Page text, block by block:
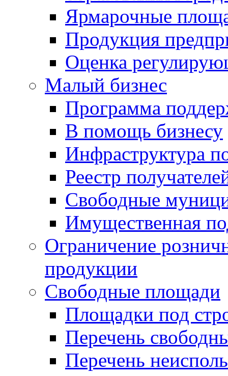
Ярмарочные
Продукция
Оценка
Малый бизнес
Программа
В помощь бизнесу
Инфраструктура
Реестр
Свободные
Имущественная
Ограничение
продукции
Свободные площади
Площадки под
Перечень
Перечень